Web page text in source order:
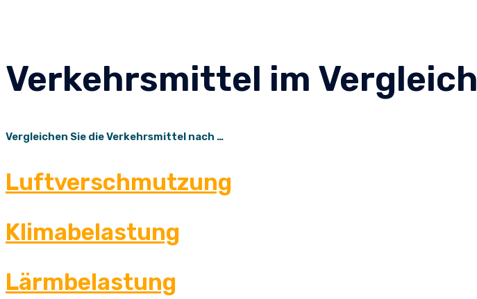
Verkehrsmittel im Vergleich
Vergleichen Sie die Verkehrsmittel nach …
Luftverschmutzung
Klimabelastung
Lärmbelastung